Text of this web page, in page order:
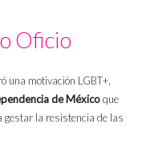
Oficio
una motivación LGBT+,
de Méxicoque
gestar la resistencia de las